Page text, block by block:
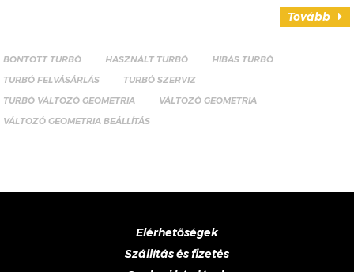
Tovább
BONTOTT TURBÓ HASZNÁLT TURBÓ
HIBÁS TURBÓ
TURBÓ FELVÁSÁRLÁS
TURBÓ SZERVIZ
TURBÓ VÁLTOZÓ GEOMETRIA
VÁLTOZÓ GEOMETRIA
VÁLTOZÓ GEOMETRIA BEÁLLÍTÁS
Elérhetőségek
Szállítás és fizetés